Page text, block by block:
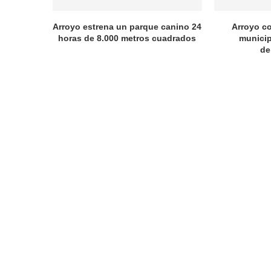
Arroyo estrena un parque canino 24
horas de 8.000 metros cuadrados
Arroyo